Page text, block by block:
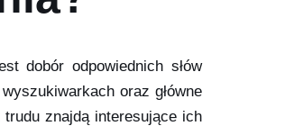
dobór odpowiednich słów
oraz główne
znajdą interesujące ich